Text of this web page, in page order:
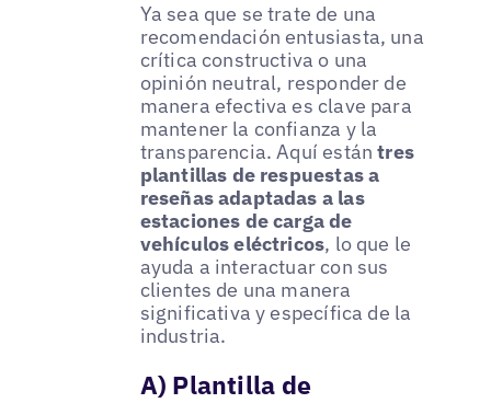
Ya sea que se trate de una
recomendación entusiasta, una
crítica constructiva o una
opinión neutral, responder de
manera efectiva es clave para
mantener la confianza y la
transparencia. Aquí estántres
plantillas de respuestas a
reseñas adaptadas a las
estaciones de carga de
vehículos eléctricos, lo que le
ayuda a interactuar con sus
clientes de una manera
significativa y específica de la
industria.
A) Plantilla de